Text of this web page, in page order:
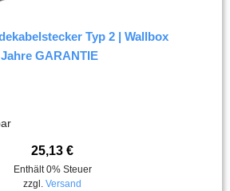
Typ 2 | Wallbox
GARANTIE
25,13 €
Enthält 0% Steuer
zzgl. Versand